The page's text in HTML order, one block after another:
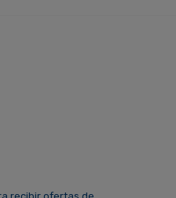
recibir ofertas de